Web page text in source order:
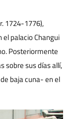
1724-1776),
palacio Changui
Posteriormente
sobre sus días allí,
baja cuna- en el